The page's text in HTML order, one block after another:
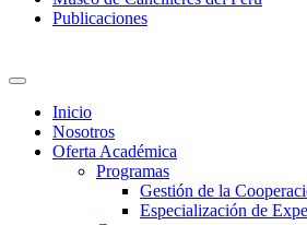
Publicaciones
Inicio
Nosotros
Oferta Académica
Programas
Gestión de la
Especialización de